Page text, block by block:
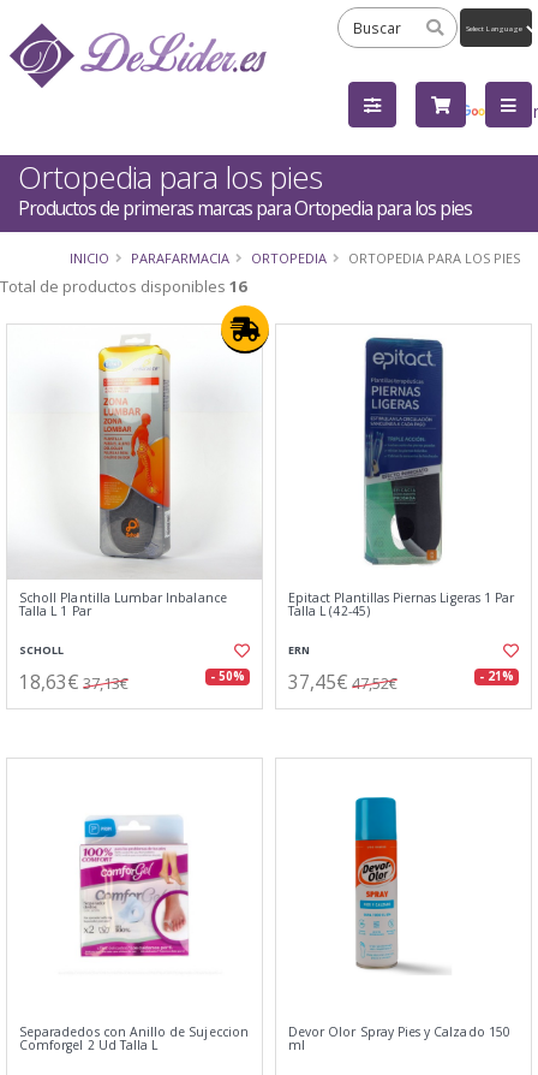
by
Ortopedia para los pies
Productos de primeras marcas para Ortopedia para los pies
INICIO PARAFARMACIA ORTOPEDIA ORTOPEDIA PARA LOS PIES
Total de productos disponibles 16
Scholl Plantilla Lumbar Inbalance
Talla L 1 Par
SCHOLL
18,63€ 37,13€ - 50%
Epitact Plantillas Piernas Ligeras 1 Par
Talla L (42-45)
ERN
37,45€ 47,52€ - 21%
Separadedos con Anillo de Sujeccion
Comforgel 2 Ud Talla L
Devor Olor Spray Pies y Calzado 150
ml